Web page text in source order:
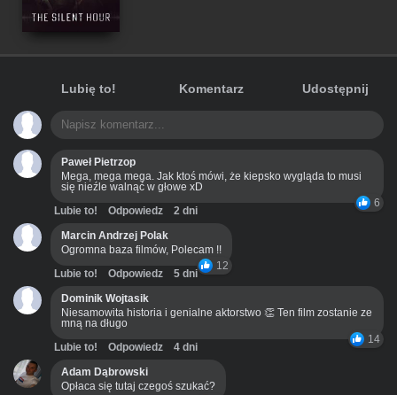
Lubię to! Komentarz Udostępnij
Paweł Pietrzop
Mega, mega mega. Jak ktoś mówi, że kiepsko wygląda to musi
się nieźle walnąć w głowe xD
6
Lubie to! Odpowiedz
2 dni
Marcin Andrzej Polak
Ogromna baza filmów, Polecam !!
12
Lubie to! Odpowiedz
5 dni
Dominik Wojtasik
Niesamowita historia i genialne aktorstwo 👏 Ten film zostanie ze
mną na długo
14
Lubie to! Odpowiedz
4 dni
Adam Dąbrowski
Opłaca się tutaj czegoś szukać?